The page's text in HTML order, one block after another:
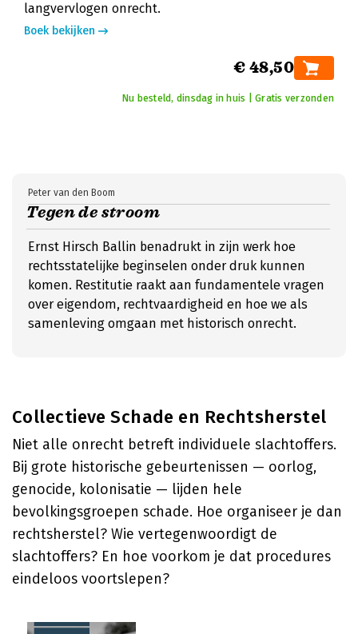
langvervlogen onrecht.
Boek bekijken
€ 48,50
Nu besteld, dinsdag in huis | Gratis verzonden
Tegen de stroom
Peter van den Boom
Ernst Hirsch Ballin benadrukt in zijn werk hoe
rechtsstatelijke beginselen onder druk kunnen
komen. Restitutie raakt aan fundamentele vragen
over eigendom, rechtvaardigheid en hoe we als
samenleving omgaan met historisch onrecht.
Collectieve Schade en Rechtsherstel
Niet alle onrecht betreft individuele slachtoffers.
Bij grote historische gebeurtenissen — oorlog,
genocide, kolonisatie — lijden hele
bevolkingsgroepen schade. Hoe organiseer je dan
rechtsherstel? Wie vertegenwoordigt de
slachtoffers? En hoe voorkom je dat procedures
eindeloos voortslepen?